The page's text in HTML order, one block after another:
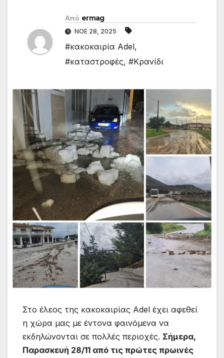
Από ermag
ΝΟΈ 28, 2025
#κακοκαιρία Adel,
#καταστροφές, #Κρανίδι
Στο έλεος της κακοκαιρίας Adel έχει αφεθεί
η χώρα μας με έντονα φαινόμενα να
εκδηλώνονται σε πολλές περιοχές. Σήμερα,
Παρασκευή 28/11 από τις πρώτες πρωινές